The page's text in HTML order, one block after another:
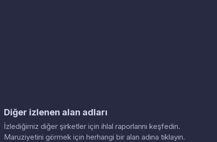
Diğer izlenen alan adları
İzlediğimiz diğer şirketler için ihlal raporlarını keşfedin.
Maruziyetini görmek için herhangi bir alan adına tıklayın.